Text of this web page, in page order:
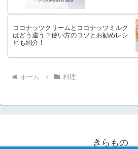
ココナッツクリームとココナッツミルク
はどう違う？使い方のコツとお勧めレシ
ピも紹介！
ホーム 料理
きらもの